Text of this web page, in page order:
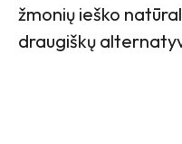
žmonių ieško
draugiškų